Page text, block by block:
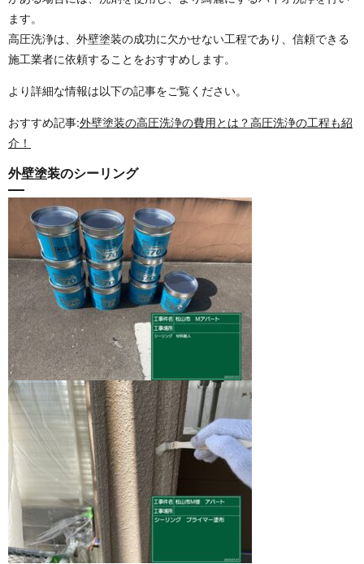
ます。
高圧洗浄は、外壁塗装の成功に欠かせない工程であり、信頼できる
施工業者に依頼することをおすすめします。
より詳細な情報は以下の記事をご覧ください。
おすすめ記事:外壁塗装の高圧洗浄の費用とは？高圧洗浄の工程も紹
介！
外壁塗装のシーリング